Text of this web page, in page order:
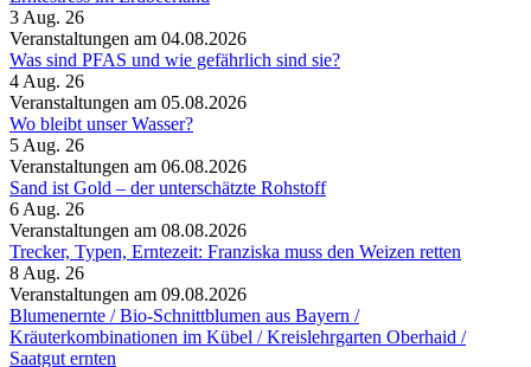
3 Aug. 26
Veranstaltungen am 04.08.2026
Was sind PFAS und wie gefährlich sind sie?
4 Aug. 26
Veranstaltungen am 05.08.2026
Wo bleibt unser Wasser?
5 Aug. 26
Veranstaltungen am 06.08.2026
Sand ist Gold – der unterschätzte Rohstoff
6 Aug. 26
Veranstaltungen am 08.08.2026
Trecker, Typen, Erntezeit: Franziska muss den Weizen retten
8 Aug. 26
Veranstaltungen am 09.08.2026
Blumenernte /​ Bio-Schnittblumen aus Bayern /​
Kräuterkombinationen im Kübel /​ Kreislehrgarten Oberhaid /​
Saatgut ernten